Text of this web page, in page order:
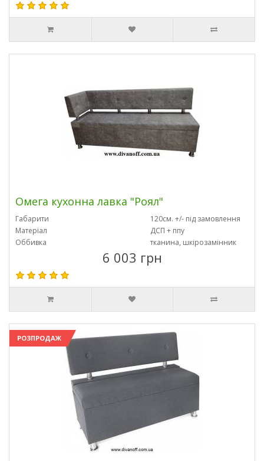
Омега кухонна лавка "Роял"
Габарити
120см. +/- під замовлення
Матеріал
ДСП + ппу
Оббивка
тканина, шкірозамінник
6 003 грн
РОЗПРОДАЖ